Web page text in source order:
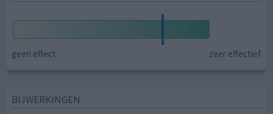
geen effect zeer effectief
BIJWERKINGEN